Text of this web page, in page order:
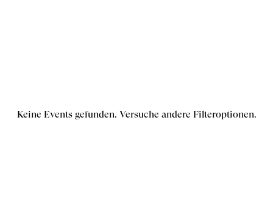
Keine Events gefunden. Versuche andere Filteroptionen.